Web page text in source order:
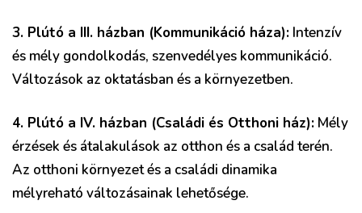
3. Plútó a III. házban (Kommunikáció háza): Intenzív
és mély gondolkodás, szenvedélyes kommunikáció.
Változások az oktatásban és a környezetben.
4. Plútó a IV. házban (Családi és Otthoni ház): Mély
érzések és átalakulások az otthon és a család terén.
Az otthoni környezet és a családi dinamika
mélyreható változásainak lehetősége.